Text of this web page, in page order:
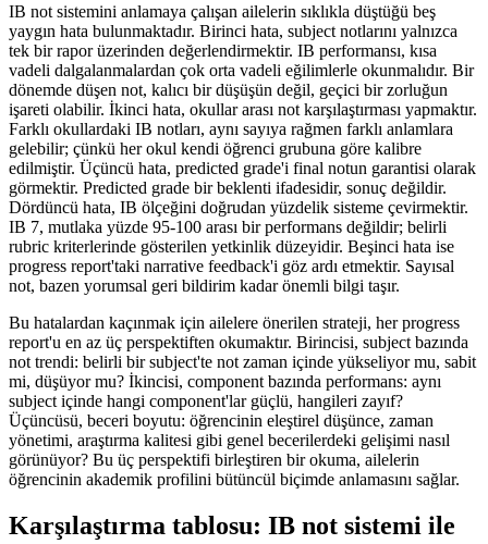
IB not sistemini anlamaya çalışan ailelerin sıklıkla düştüğü beş
yaygın hata bulunmaktadır. Birinci hata, subject notlarını yalnızca
tek bir rapor üzerinden değerlendirmektir. IB performansı, kısa
vadeli dalgalanmalardan çok orta vadeli eğilimlerle okunmalıdır. Bir
dönemde düşen not, kalıcı bir düşüşün değil, geçici bir zorluğun
işareti olabilir. İkinci hata, okullar arası not karşılaştırması yapmaktır.
Farklı okullardaki IB notları, aynı sayıya rağmen farklı anlamlara
gelebilir; çünkü her okul kendi öğrenci grubuna göre kalibre
edilmiştir. Üçüncü hata, predicted grade'i final notun garantisi olarak
görmektir. Predicted grade bir beklenti ifadesidir, sonuç değildir.
Dördüncü hata, IB ölçeğini doğrudan yüzdelik sisteme çevirmektir.
IB 7, mutlaka yüzde 95-100 arası bir performans değildir; belirli
rubric kriterlerinde gösterilen yetkinlik düzeyidir. Beşinci hata ise
progress report'taki narrative feedback'i göz ardı etmektir. Sayısal
not, bazen yorumsal geri bildirim kadar önemli bilgi taşır.
Bu hatalardan kaçınmak için ailelere önerilen strateji, her progress
report'u en az üç perspektiften okumaktır. Birincisi, subject bazında
not trendi: belirli bir subject'te not zaman içinde yükseliyor mu, sabit
mi, düşüyor mu? İkincisi, component bazında performans: aynı
subject içinde hangi component'lar güçlü, hangileri zayıf?
Üçüncüsü, beceri boyutu: öğrencinin eleştirel düşünce, zaman
yönetimi, araştırma kalitesi gibi genel becerilerdeki gelişimi nasıl
görünüyor? Bu üç perspektifi birleştiren bir okuma, ailelerin
öğrencinin akademik profilini bütüncül biçimde anlamasını sağlar.
Karşılaştırma tablosu: IB not sistemi ile